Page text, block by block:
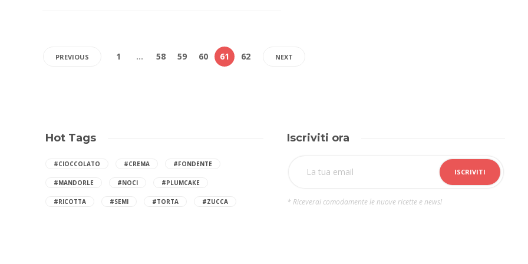
PREVIOUS 1 … 58 59 60 61 62 NEXT
Hot Tags
#CIOCCOLATO #CREMA #FONDENTE
#MANDORLE #NOCI #PLUMCAKE
#RICOTTA #SEMI #TORTA #ZUCCA
Iscriviti ora
* Riceverai comodamente le nuove ricette e news!